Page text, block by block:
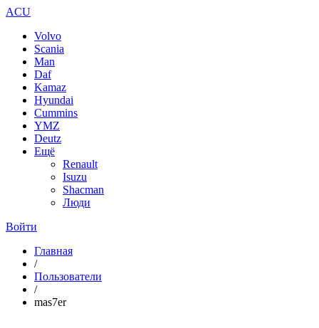
ACU
Volvo
Scania
Man
Daf
Kamaz
Hyundai
Cummins
YMZ
Deutz
Ещё
Renault
Isuzu
Shacman
Люди
Войти
Главная
/
Пользователи
/
mas7er